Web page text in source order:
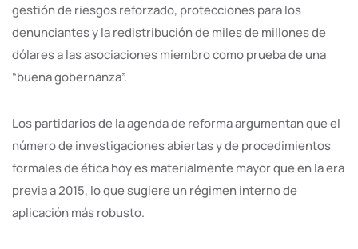
gestión de riesgos reforzado, protecciones para los
denunciantes y la redistribución de miles de millones de
dólares a las asociaciones miembro como prueba de una
“buena gobernanza”.
Los partidarios de la agenda de reforma argumentan que el
número de investigaciones abiertas y de procedimientos
formales de ética hoy es materialmente mayor que en la era
previa a 2015, lo que sugiere un régimen interno de
aplicación más robusto.